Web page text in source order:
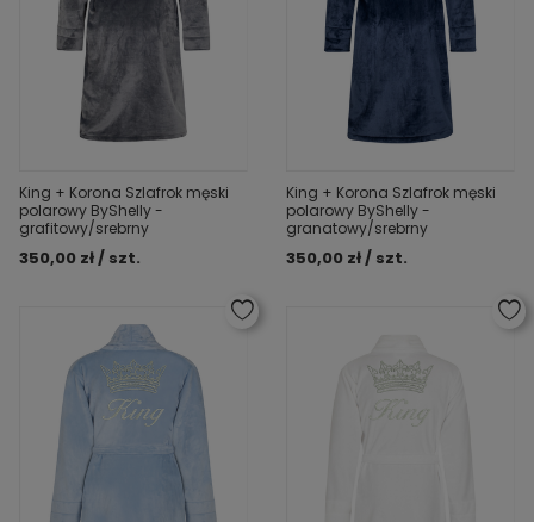
King + Korona Szlafrok męski
polarowy ByShelly -
grafitowy/srebrny
350,00 zł / szt.
King + Korona Szlafrok męski
polarowy ByShelly -
granatowy/srebrny
350,00 zł / szt.